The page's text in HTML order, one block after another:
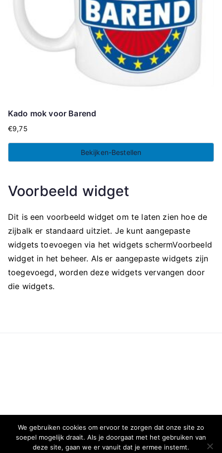
Kado mok voor Barend
€9,75
Bekijken-Bestellen
Voorbeeld widget
Dit is een voorbeeld widget om te laten zien hoe de
zijbalk er standaard uitziet. Je kunt aangepaste
widgets toevoegen via het widgets schermVoorbeeld
widget in het beheer. Als er aangepaste widgets zijn
toegevoegd, worden deze widgets vervangen door
die widgets.
We gebruiken cookies om ervoor te zorgen dat onze site zo
soepel mogelijk draait. Als je doorgaat met het gebruiken van
deze site, gaan we er vanuit dat je ermee instemt.